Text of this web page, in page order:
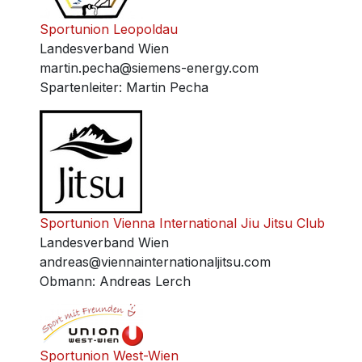
Sportunion Leopoldau
Landesverband Wien
martin.pecha@siemens-energy.com
Spartenleiter: Martin Pecha
Sportunion Vienna International Jiu Jitsu Club
Landesverband Wien
andreas@viennainternationaljitsu.com
Obmann: Andreas Lerch
Sportunion West-Wien